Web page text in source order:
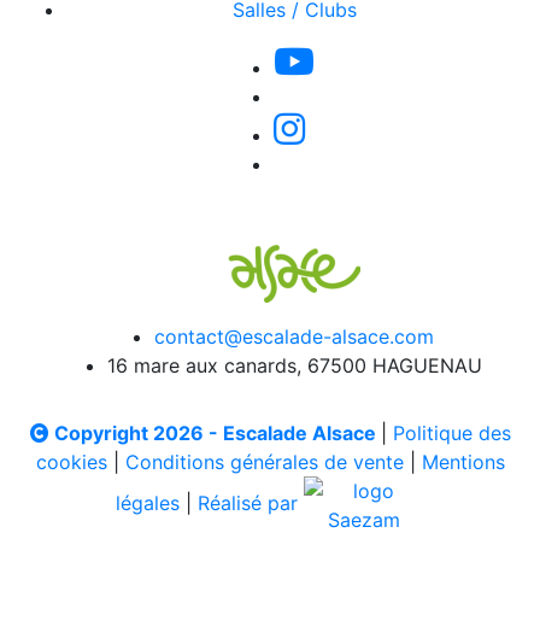
Salles / Clubs
contact@escalade-alsace.com
16 mare aux canards, 67500 HAGUENAU
Copyright 2026 - Escalade Alsace
Politique des
cookies| Conditions générales de vente| Mentions
légales
Réalisé par